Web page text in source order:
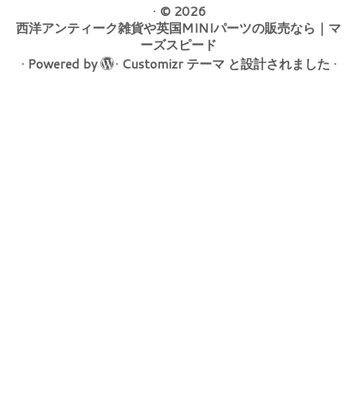
· © 2026
西洋アンティーク雑貨や英国MINIパーツの販売なら｜マ
ーズスピード
· Powered by · Customizr テーマ と設計されました ·